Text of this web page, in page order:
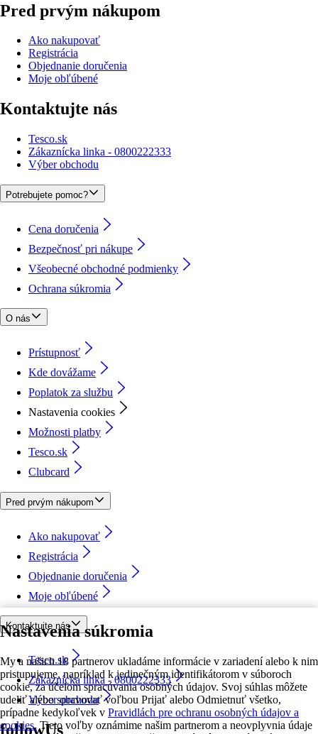
Nastavenia súkromia
My a našich 18 partnerov ukladáme informácie v zariadení alebo k nim
pristupujeme, napríklad k jedinečným identifikátorom v súboroch
cookie, za účelom spracúvania osobných údajov. Svoj súhlas môžete
udeliť alebo spravovať voľbou Prijať alebo Odmietnuť všetko,
prípadne kedykoľvek v Pravidlách pre ochranu osobných údajov a
cookies. Tieto voľby oznámime našim partnerom a neovplyvnia údaje
Pred prvým nákupom
Ako nakupovať
Registrácia
Objednanie doručenia
Moje obľúbené
Kontaktujte nás
Tesco.sk
Zákaznícka linka - 0800222333
Výber obchodu
Potrebujete pomoc?
Cena doručenia
Bezpečnosť pri nákupe
Všeobecné obchodné podmienky
Ochrana súkromia
O nás
Prístupnosť
Kde dovážame
Poplatok za službu
Nastavenia cookies
Možnosti platby
Tesco.sk
Clubcard
Pred prvým nákupom
Ako nakupovať
Registrácia
Objednanie doručenia
Moje obľúbené
Kontaktujte nás
Tesco.sk
Zákaznícka linka - 0800222333
Výber obchodu
followUs